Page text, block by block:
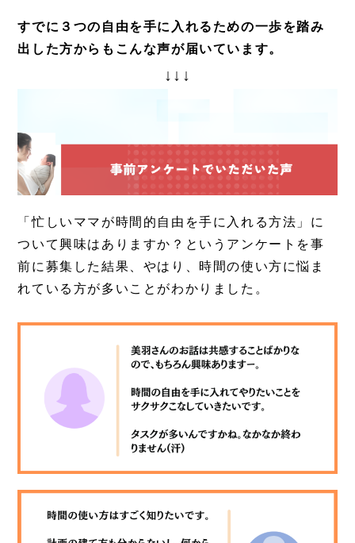
すでに３つの自由を手に入れるための一歩を踏み
出した方からもこんな声が届いています。
↓↓↓
「忙しいママが時間的自由を手に入れる方法」に
ついて興味はありますか？というアンケートを事
前に募集した結果、やはり、時間の使い方に悩ま
れている方が多いことがわかりました。